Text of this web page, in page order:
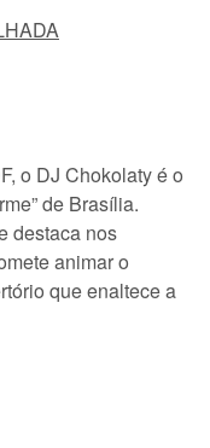
o DJ Chokolaty é o
de Brasília.
destaca nos
animar o
que enaltece a